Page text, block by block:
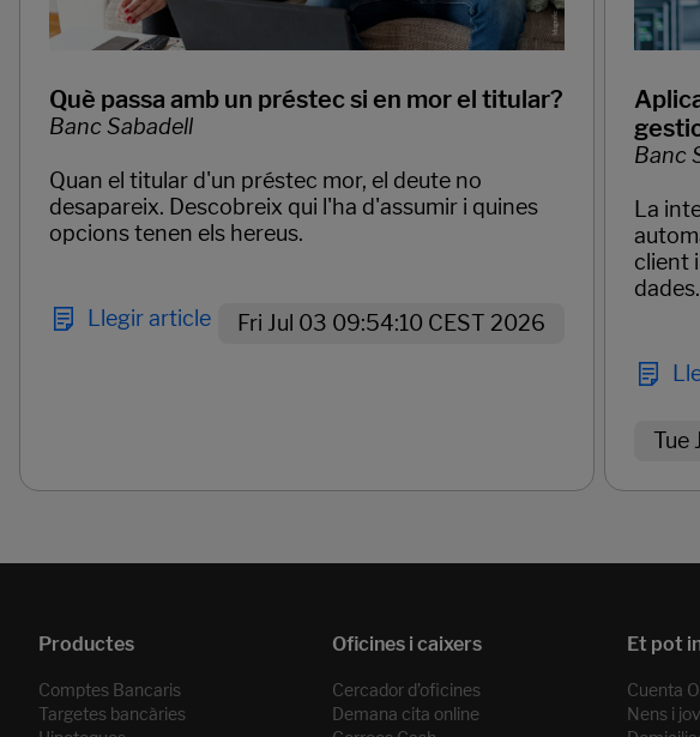
Què passa amb un préstec si en mor el titular?
Banc Sabadell
Quan el titular d'un préstec mor, el deute no
desapareix. Descobreix qui l'ha d'assumir i quines
opcions tenen els hereus.
Llegir article Fri Jul 03 09:54:10 CEST 2026
Banc
La
client
dades.
Tue
Comptes Bancaris
Targetes bancàries
Cercador d’oficines
Demana cita online
Cuenta
Nens i